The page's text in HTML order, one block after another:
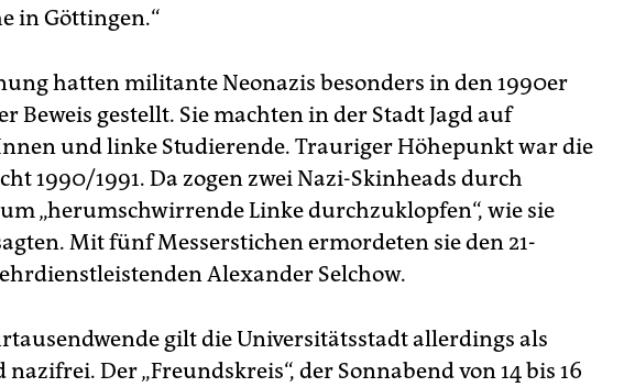
in Göttingen.“
hatten militante Neonazis besonders in den 1990er
Beweis gestellt. Sie machten in der Stadt Jagd auf
und linke Studierende. Trauriger Höhepunkt war die
1990/1991. Da zogen zwei Nazi-Skinheads durch
„herumschwirrende Linke durchzuklopfen“, wie sie
Mit fünf Messerstichen ermordeten sie den 21-
Alexander Selchow.
gilt die Universitätsstadt allerdings als
Der „Freundskreis“, der Sonnabend von 14 bis 16